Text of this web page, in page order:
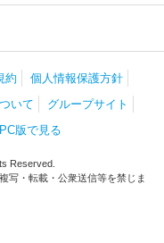
約
個人情報保護方針
いて
グループサイト
PC版で見る
Reserved.
写・転載・公衆送信等を禁じま